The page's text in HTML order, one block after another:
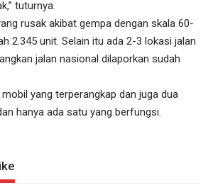
tuturnya.
rusak akibat gempa dengan skala 60-
2.345 unit. Selain itu ada 2-3 lokasi jalan
jalan nasional dilaporkan sudah
yang terperangkap dan juga dua
hanya ada satu yang berfungsi.